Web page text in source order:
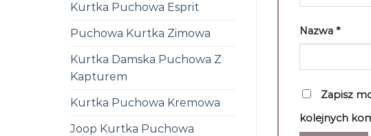
Kurtka Puchowa Esprit
Puchowa Kurtka Zimowa
Kurtka Damska Puchowa Z
Kapturem
Kurtka Puchowa Kremowa
Joop Kurtka Puchowa
Nazwa *
Zapisz
kolejnych